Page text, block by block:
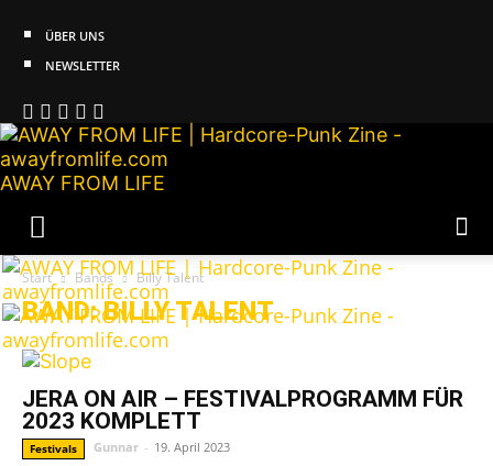
ÜBER UNS
NEWSLETTER
AWAY FROM LIFE
Start Bands Billy Talent
BAND: BILLY TALENT
JERA ON AIR – FESTIVALPROGRAMM FÜR
2023 KOMPLETT
Festivals Gunnar - 19. April 2023